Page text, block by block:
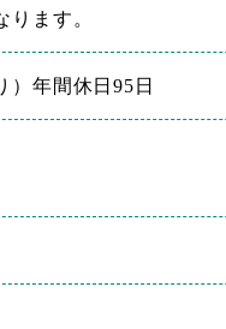
ます。
）年間休日95日